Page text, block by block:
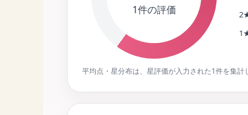
1件の評価
平均点・星分布は、星評価が入力された1件を集計